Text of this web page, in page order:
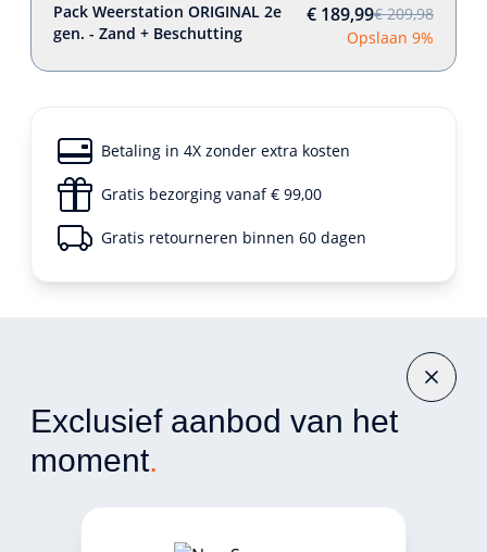
Pack Weerstation ORIGINAL 2e
gen. - Zand + Beschutting
€ 189,99€ 209,98
Opslaan 9%
Betaling in 4X zonder extra kosten
Gratis bezorging vanaf € 99,00
Gratis retourneren binnen 60 dagen
Exclusief aanbod van het
moment.